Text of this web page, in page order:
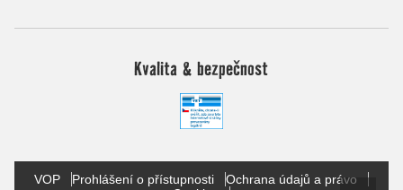
Kvalita & bezpečnost
VOP Prohlášení o přístupnosti
Ochrana údajů a právo